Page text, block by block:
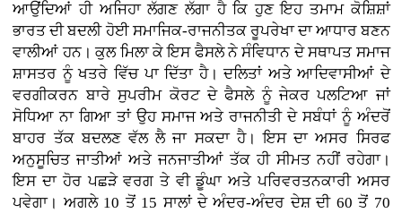
ਆਉਂਦਿਆਂ ਹੀ ਅਜਿਹਾ ਲੱਗਣ ਲੱਗਾ ਹੈ ਕਿ ਹੁਣ ਇਹ ਤਮਾਮ ਕੋਸ਼ਿਸ਼ਾਂ
ਭਾਰਤ ਦੀ ਬਦਲੀ ਹੋਈ ਸਮਾਜਿਕ-ਰਾਜਨੀਤਕ ਰੂਪਰੇਖਾ ਦਾ ਆਧਾਰ ਬਣਨ
ਵਾਲੀਆਂ ਹਨ। ਕੁਲ ਮਿਲਾ ਕੇ ਇਸ ਫੈਸਲੇ ਨੇ ਸੰਵਿਧਾਨ ਦੇ ਸਥਾਪਤ ਸਮਾਜ
ਸ਼ਾਸਤਰ ਨੂੰ ਖਤਰੇ ਵਿੱਚ ਪਾ ਦਿੱਤਾ ਹੈ। ਦਲਿਤਾਂ ਅਤੇ ਆਦਿਵਾਸੀਆਂ ਦੇ
ਵਰਗੀਕਰਨ ਬਾਰੇ ਸੁਪਰੀਮ ਕੋਰਟ ਦੇ ਫੈਸਲੇ ਨੂੰ ਜੇਕਰ ਪਲਟਿਆ ਜਾਂ
ਸੋਧਿਆ ਨਾ ਗਿਆ ਤਾਂ ਉਹ ਸਮਾਜ ਅਤੇ ਰਾਜਨੀਤੀ ਦੇ ਸਬੰਧਾਂ ਨੂੰ ਅੰਦਰੋਂ
ਬਾਹਰ ਤੱਕ ਬਦਲਣ ਵੱਲ ਲੈ ਜਾ ਸਕਦਾ ਹੈ। ਇਸ ਦਾ ਅਸਰ ਸਿਰਫ
ਅਨੁਸੂਚਿਤ ਜਾਤੀਆਂ ਅਤੇ ਜਨਜਾਤੀਆਂ ਤੱਕ ਹੀ ਸੀਮਤ ਨਹੀਂ ਰਹੇਗਾ।
ਇਸ ਦਾ ਹੋਰ ਪਛੜੇ ਵਰਗ ਤੇ ਵੀ ਡੂੰਘਾ ਅਤੇ ਪਰਿਵਰਤਨਕਾਰੀ ਅਸਰ
ਪਵੇਗਾ। ਅਗਲੇ 10 ਤੋਂ 15 ਸਾਲਾਂ ਦੇ ਅੰਦਰ-ਅੰਦਰ ਦੇਸ਼ ਦੀ 60 ਤੋਂ 70